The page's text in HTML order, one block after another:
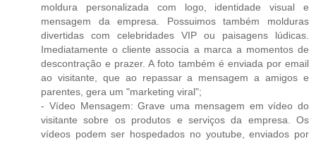
moldura personalizada com logo, identidade visual e
mensagem da empresa. Possuimos também molduras
divertidas com celebridades VIP ou paisagens lúdicas.
Imediatamente o cliente associa a marca a momentos de
descontração e prazer. A foto também é enviada por email
ao visitante, que ao repassar a mensagem a amigos e
parentes, gera um "marketing viral";
- Vídeo Mensagem: Grave uma mensagem em vídeo do
visitante sobre os produtos e serviços da empresa. Os
vídeos podem ser hospedados no youtube, enviados por